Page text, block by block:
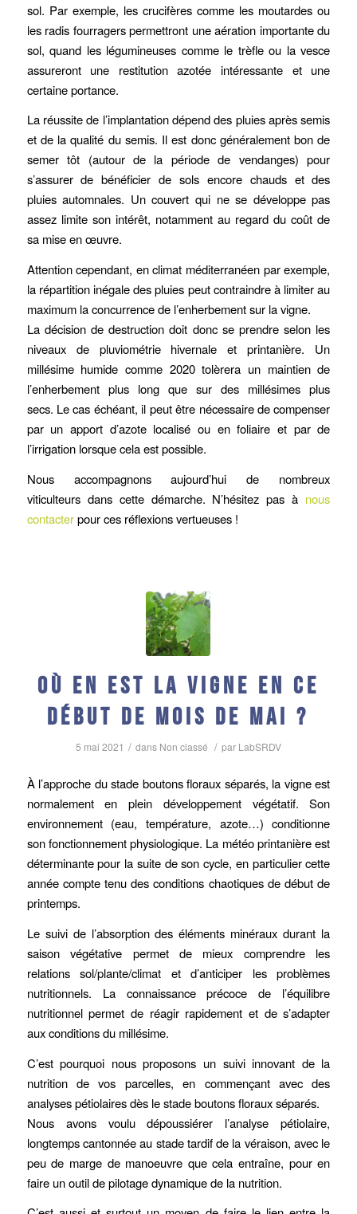
sol. Par exemple, les crucifères comme les moutardes ou
les radis fourragers permettront une aération importante du
sol, quand les légumineuses comme le trèfle ou la vesce
assureront une restitution azotée intéressante et une
certaine portance.
La réussite de l’implantation dépend des pluies après semis
et de la qualité du semis. Il est donc généralement bon de
semer tôt (autour de la période de vendanges) pour
s’assurer de bénéficier de sols encore chauds et des
pluies automnales. Un couvert qui ne se développe pas
assez limite son intérêt, notamment au regard du coût de
sa mise en œuvre.
Attention cependant, en climat méditerranéen par exemple,
la répartition inégale des pluies peut contraindre à limiter au
maximum la concurrence de l’enherbement sur la vigne.
La décision de destruction doit donc se prendre selon les
niveaux de pluviométrie hivernale et printanière. Un
millésime humide comme 2020 tolèrera un maintien de
l’enherbement plus long que sur des millésimes plus
secs. Le cas échéant, il peut être nécessaire de compenser
par un apport d’azote localisé ou en foliaire et par de
l’irrigation lorsque cela est possible.
Nous accompagnons aujourd’hui de nombreux
viticulteurs dans cette démarche. N’hésitez pas à nous
contacterpour ces réflexions vertueuses !
Où en est la vigne en ce
début de mois de mai ?
5 mai 2021 / dans Non classé / par LabSRDV
À l’approche du stade boutons floraux séparés, la vigne est
normalement en plein développement végétatif. Son
environnement (eau, température, azote…) conditionne
son fonctionnement physiologique. La météo printanière est
déterminante pour la suite de son cycle, en particulier cette
année compte tenu des conditions chaotiques de début de
printemps.
Le suivi de l’absorption des éléments minéraux durant la
saison végétative permet de mieux comprendre les
relations sol/plante/climat et d’anticiper les problèmes
nutritionnels. La connaissance précoce de l’équilibre
nutritionnel permet de réagir rapidement et de s’adapter
aux conditions du millésime.
C’est pourquoi nous proposons un suivi innovant de la
nutrition de vos parcelles, en commençant avec des
analyses pétiolaires dès le stade boutons floraux séparés.
Nous avons voulu dépoussiérer l’analyse pétiolaire,
longtemps cantonnée au stade tardif de la véraison, avec le
peu de marge de manoeuvre que cela entraîne, pour en
faire un outil de pilotage dynamique de la nutrition.